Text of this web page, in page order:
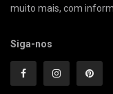
muito mais, com
Siga-nos